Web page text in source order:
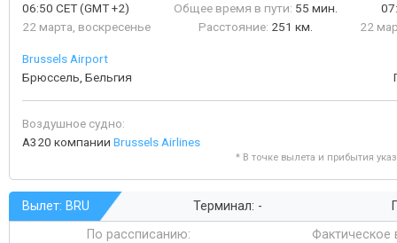
06:50 CET(GMT +2)
22 марта, воскресенье
Общее время в пути: 55 мин.
Расстояние: 251 км.
22
Brussels Airport
Брюссель, Бельгия
Воздушное судно:
A320 компании Brussels Airlines
* В точке вылета и прибытия
Вылет: BRU Терминал: -
По рассписанию:
Фактическое